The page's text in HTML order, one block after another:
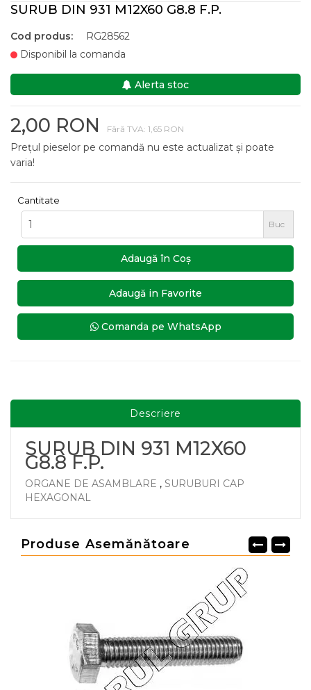
SURUB DIN 931 M12X60 G8.8 F.P.
Cod produs:
RG28562
Disponibil la comanda
Alerta stoc
2,00 RON Fără TVA: 1,65 RON
Prețul pieselor pe comandă nu este actualizat și poate
varia!
Cantitate
Buc
Adaugă în Coş
Adaugă in Favorite
Comanda pe WhatsApp
Descriere
SURUB DIN 931 M12X60
G8.8 F.P.
ORGANE DE ASAMBLARE , SURUBURI CAP
HEXAGONAL
Produse Asemănătoare